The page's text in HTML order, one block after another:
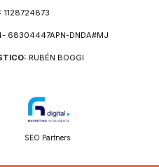
1128724873
68304447APN-DNDA#MJ
RUBÉN BOGGI
SEO Partners